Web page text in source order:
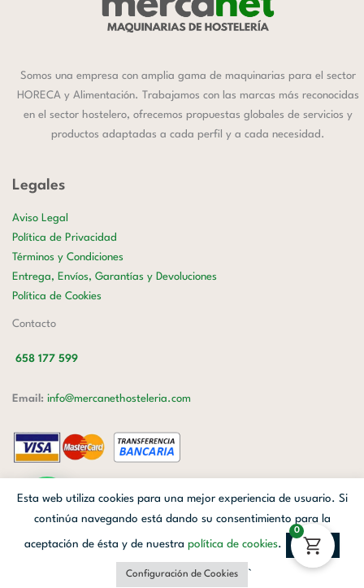
Somos una empresa con amplia gama de maquinarias para el sector
HORECA y Alimentación. Trabajamos con las marcas más reconocidas
en el sector hostelero, ofrecemos propuestas globales de servicios y
productos adaptadas a cada perfil y a cada necesidad.
Legales
Aviso Legal
Política de Privacidad
Términos y Condiciones
Entrega, Envíos, Garantías y Devoluciones
Política de Cookies
Contacto
658 177 599
Email: info@mercanethosteleria.com
Mercanet © 2026.| Diseñado porAvanzada Digital| Webmaster
Facebook Linkedin Instagram
Esta web utiliza cookies para una mejor experiencia de usuario. Si
continúa navegando está dando su consentimiento para la
aceptación de ésta y de nuestra política de cookies. Aceptar
Configuración de Cookies `
0